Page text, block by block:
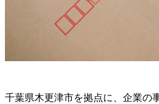
千葉県木更津市を拠点に、企業の